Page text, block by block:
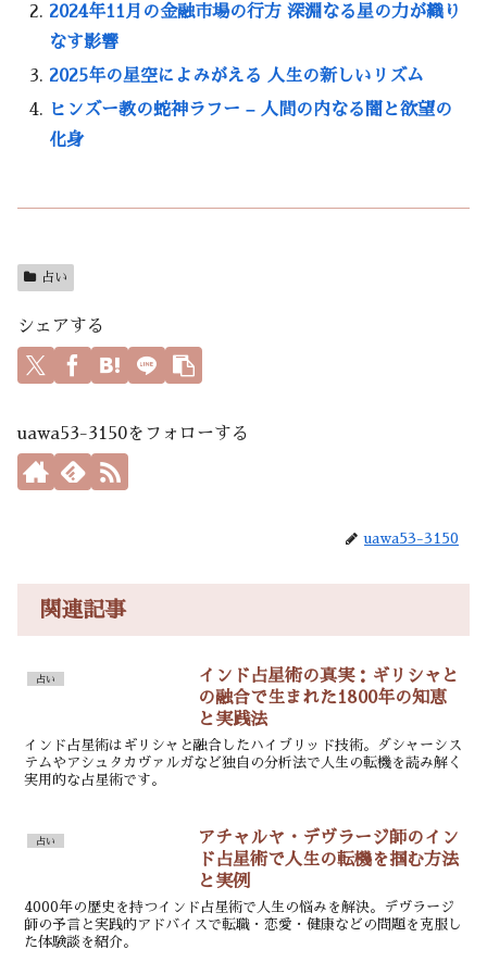
2024年11月の金融市場の行方 深淵なる星の力が織り
なす影響
2025年の星空によみがえる 人生の新しいリズム
ヒンズー教の蛇神ラフー – 人間の内なる闇と欲望の
化身
占い
シェアする
uawa53-3150をフォローする
uawa53-3150
関連記事
占い
インド占星術の真実：ギリシャと
の融合で生まれた1800年の知恵
と実践法
インド占星術はギリシャと融合したハイブリッド技術。ダシャーシス
テムやアシュタカヴァルガなど独自の分析法で人生の転機を読み解く
実用的な占星術です。
占い
アチャルヤ・デヴラージ師のイン
ド占星術で人生の転機を掴む方法
と実例
4000年の歴史を持つインド占星術で人生の悩みを解決。デヴラージ
師の予言と実践的アドバイスで転職・恋愛・健康などの問題を克服し
た体験談を紹介。